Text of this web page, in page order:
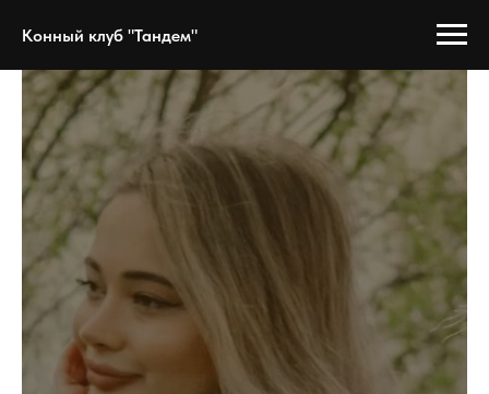
Конный клуб "Тандем"